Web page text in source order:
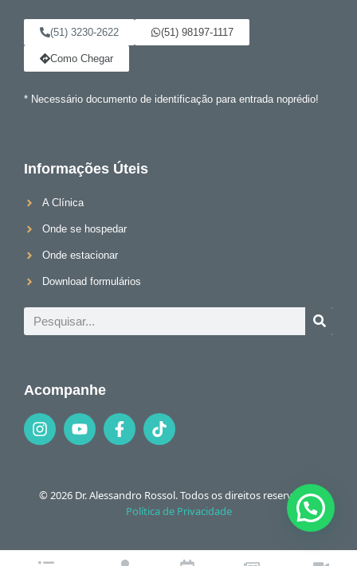
(51) 3230-2622 (51) 98197-1117
Como Chegar
* Necessário documento de identificação para entrada noprédio!
Informações Úteis
A Clínica
Onde se hospedar
Onde estacionar
Download formulários
Acompanhe
© 2026 Dr. Alessandro Rossol. Todos os direitos reservados.
Política de Privacidade